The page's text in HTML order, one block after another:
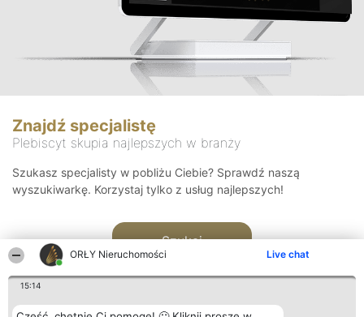
ORŁY Nieruchomości Live chat
15:14
Znajdź specjalistę
Plebiscyt skupia najlepszych w branży
Szukasz specjalisty w pobliżu Ciebie? Sprawdź naszą
wyszukiwarkę. Korzystaj tylko z usług najlepszych!
Szukaj